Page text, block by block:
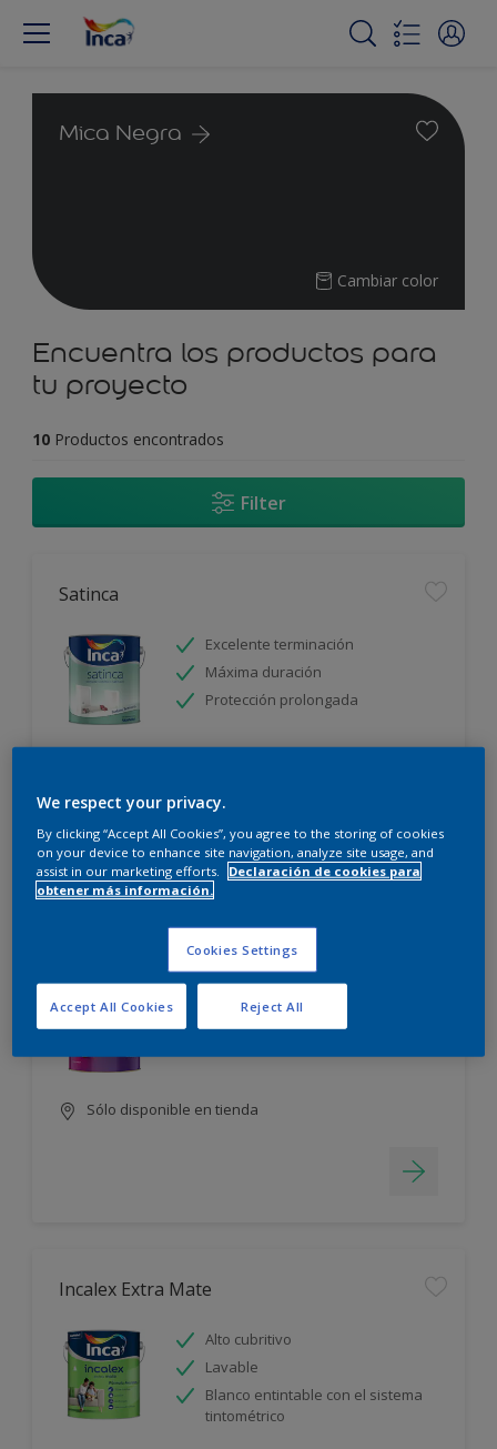
Mica Negra
Cambiar color
Encuentra los productos para
tu proyecto
10 Productos encontrados
Filter
Satinca
Excelente terminación
Máxima duración
Protección prolongada
Incalex Toque Sublime Design Mate
Excelente terminación
Alto cubritivo
Sólo disponible en tienda
Incalex Extra Mate
Alto cubritivo
Lavable
Blanco entintable con el sistema
tintométrico
We respect your privacy.
By clicking “Accept All Cookies”, you agree to the storing of cookies
on your device to enhance site navigation, analyze site usage, and
assist in our marketing efforts.
Declaración de cookies para
obtener más información.
Cookies Settings
Reject All
Accept All Cookies